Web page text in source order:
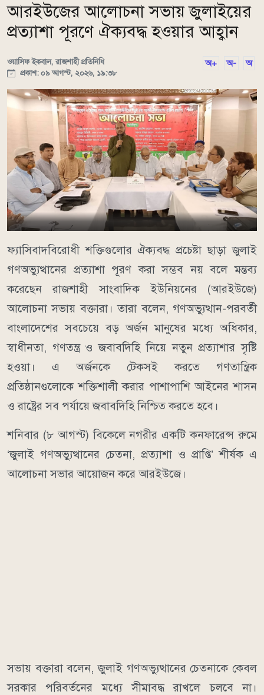
আরইউজের আলোচনা সভায় জুলাইয়ের
প্রত্যাশা পূরণে ঐক্যবদ্ধ হওয়ার আহ্বান
ওয়াসিফ ইকবাল, রাজশাহী প্রতিনিধি
প্রকাশ: ০৯ আগস্ট, ২০২৬, ১৯:৩৮
অ+ অ- অ
ফ্যাসিবাদবিরোধী শক্তিগুলোর ঐক্যবদ্ধ প্রচেষ্টা ছাড়া জুলাই
গণঅভ্যুত্থানের প্রত্যাশা পূরণ করা সম্ভব নয় বলে মন্তব্য
করেছেন রাজশাহী সাংবাদিক ইউনিয়নের (আরইউজে)
আলোচনা সভায় বক্তারা। তারা বলেন, গণঅভ্যুত্থান-পরবর্তী
বাংলাদেশের সবচেয়ে বড় অর্জন মানুষের মধ্যে অধিকার,
স্বাধীনতা, গণতন্ত্র ও জবাবদিহি নিয়ে নতুন প্রত্যাশার সৃষ্টি
হওয়া। এ অর্জনকে টেকসই করতে গণতান্ত্রিক
প্রতিষ্ঠানগুলোকে শক্তিশালী করার পাশাপাশি আইনের শাসন
ও রাষ্ট্রের সব পর্যায়ে জবাবদিহি নিশ্চিত করতে হবে।
শনিবার (৮ আগস্ট) বিকেলে নগরীর একটি কনফারেন্স রুমে
‘জুলাই গণঅভ্যুত্থানের চেতনা, প্রত্যাশা ও প্রাপ্তি’ শীর্ষক এ
আলোচনা সভার আয়োজন করে আরইউজে।
সভায় বক্তারা বলেন, জুলাই গণঅভ্যুত্থানের চেতনাকে কেবল
সরকার পরিবর্তনের মধ্যে সীমাবদ্ধ রাখলে চলবে না।